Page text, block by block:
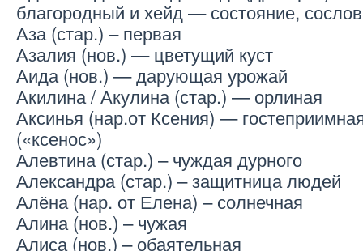
благородный и хейд — состояние,
Аза (стар.) – первая
Азалия (нов.) — цветущий куст
Аида (нов.) — дарующая урожай
Акилина / Акулина (стар.) — орлиная
Аксинья (нар.от Ксения) —
(«ксенос»)
Алевтина (стар.) – чуждая дурного
Александра (стар.) – защитница людей
Алёна (нар. от Елена) – солнечная
Алина (нов.) – чужая
Алиса (нов.) – обаятельная